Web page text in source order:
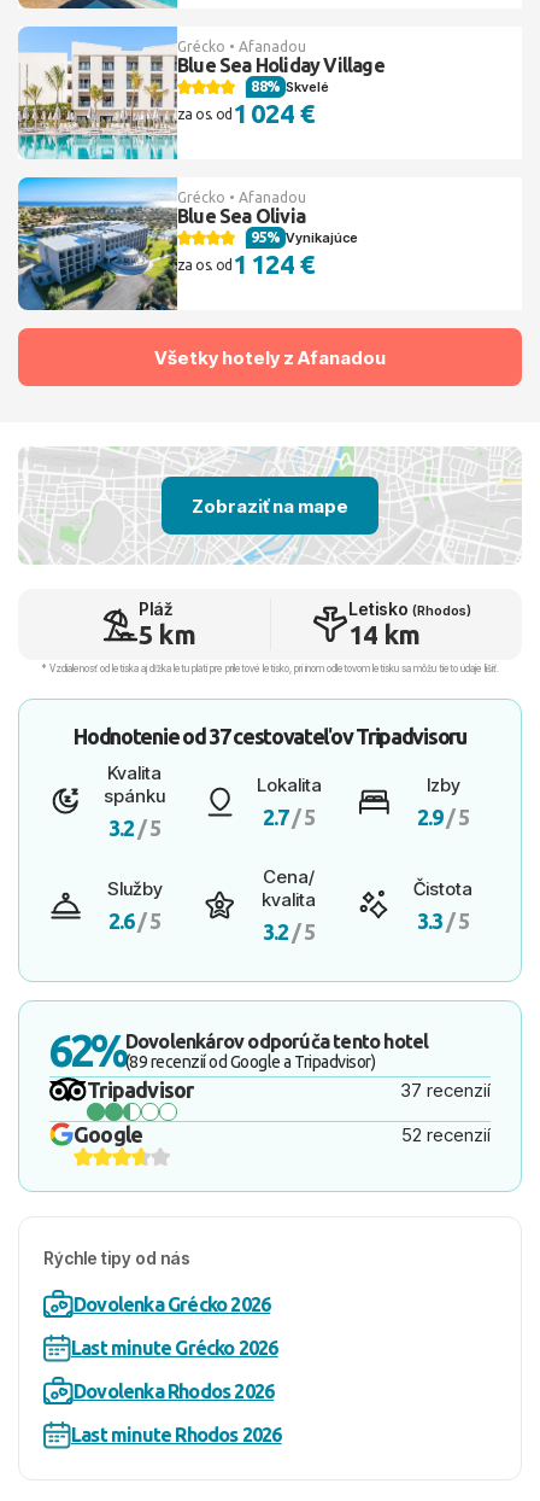
Grécko • Afanadou
Blue Sea Holiday Village
Skvelé
88%
za os. od 1 024 €
Grécko • Afanadou
Blue Sea Olivia
Vynikajúce
95%
za os. od 1 124 €
Všetky hotely z Afanadou
Zobraziť na mape
Pláž
5 km
Letisko (Rhodos)
14 km
* Vzdialenosť od letiska aj dľžka letu platí pre príletové letisko, pri inom odletovom letisku sa môžu tieto údaje líšiť.
Hodnotenie od 37 cestovateľovTripadvisoru
Kvalita
spánku
3.2 / 5
Lokalita
2.7/ 5
Izby
2.9/ 5
Služby
2.6/ 5
Cena/
kvalita
3.2 / 5
Čistota
3.3 / 5
62%Dovolenkárov odporúča tento hotel
(89 recenzií od Google a Tripadvisor)
Tripadvisor 37 recenzií
Google 52 recenzií
Rýchle tipy od nás
Dovolenka Grécko 2026
Last minute Grécko 2026
Dovolenka Rhodos 2026
Last minute Rhodos 2026